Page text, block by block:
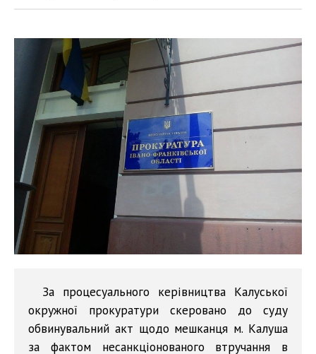
За процесуального керівництва Калуської
окружної прокуратури скеровано до суду
обвинувальний акт щодо мешканця м. Калуша
за фактом несанкціонованого втручання в